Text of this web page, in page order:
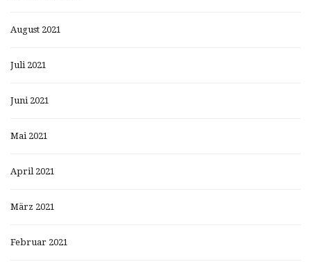
August 2021
Juli 2021
Juni 2021
Mai 2021
April 2021
März 2021
Februar 2021